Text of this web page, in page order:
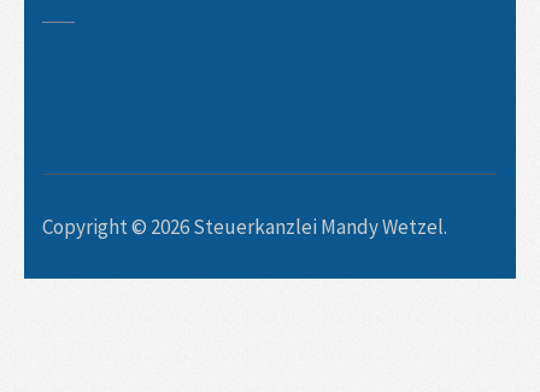
Copyright © 2026Steuerkanzlei Mandy Wetzel.